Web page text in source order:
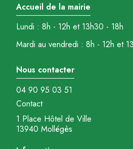
Accueil de la mairie
Lundi : 8h - 12h et 13h30 - 18h
Mardi au vendredi : 8h - 12h et
Nous contacter
04 90 95 03 51
Contact
1 Place Hôtel de Ville
13940 Mollégès